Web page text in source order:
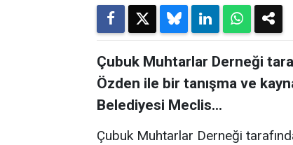
Çubuk Muhtarlar Derneği
Özden ile bir tanışma ve
Belediyesi Meclis...
Çubuk Muhtarlar Derneği